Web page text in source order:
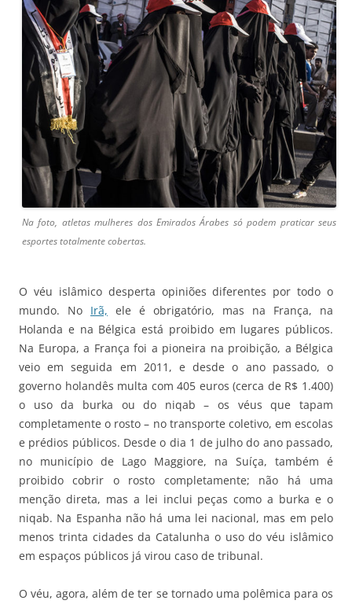
Na foto, atletas mulheres dos Emirados Árabes só podem praticar seus
esportes totalmente cobertas.
O véu islâmico desperta opiniões diferentes por todo o
mundo. No Irã, ele é obrigatório, mas na França, na
Holanda e na Bélgica está proibido em lugares públicos.
Na Europa, a França foi a pioneira na proibição, a Bélgica
veio em seguida em 2011, e desde o ano passado, o
governo holandês multa com 405 euros (cerca de R$ 1.400)
o uso da burka ou do niqab – os véus que tapam
completamente o rosto – no transporte coletivo, em escolas
e prédios públicos. Desde o dia 1 de julho do ano passado,
no município de Lago Maggiore, na Suíça, também é
proibido cobrir o rosto completamente; não há uma
menção direta, mas a lei inclui peças como a burka e o
niqab. Na Espanha não há uma lei nacional, mas em pelo
menos trinta cidades da Catalunha o uso do véu islâmico
em espaços públicos já virou caso de tribunal.
O véu, agora, além de ter se tornado uma polêmica para os